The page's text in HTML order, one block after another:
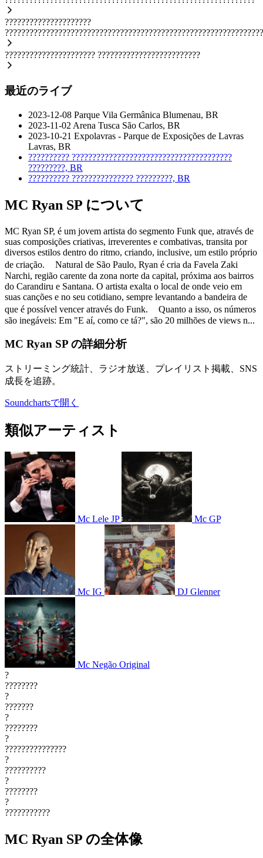
?????????????????????
?????????????????????? ?????????????????????????
最近のライブ
2023-12-08 Parque Vila Germânica Blumenau, BR
2023-11-02 Arena Tusca São Carlos, BR
2023-10-21 Expolavras - Parque de Exposições de Lavras
Lavras, BR
?????????? ???????????????????????????????????????
?????????, BR
?????????? ??????????????? ?????????, BR
MC Ryan SP について
MC Ryan SP, é um jovem artista do segmento Funk que, através de
suas composições criativas, irreverentes e combativas, transita por
diversos estilos dentro do ritmo, criando, inclusive, um estilo próprio
de criação. Natural de São Paulo, Ryan é cria da Favela Zaki
Narchi, região carente da zona norte da capital, próxima aos bairros
do Carandiru e Santana. O artista exalta o local de onde veio em
suas canções e no seu cotidiano, sempre levantando a bandeira de
que é possível vencer através do Funk. Quanto a isso, os números
são inegáveis: Em "E aí, como ce tá?", são 20 milhões de views n...
MC Ryan SP の詳細分析
ストリーミング統計、ラジオ放送、プレイリスト掲載、SNS
成長を追跡。
Soundchartsで開く
類似アーティスト
Mc Lele JP Mc GP
Mc IG DJ Glenner
Mc Negão Original
?
????????
?
???????
?
????????
?
???????????????
?
??????????
?
????????
?
???????????
MC Ryan SP の全体像